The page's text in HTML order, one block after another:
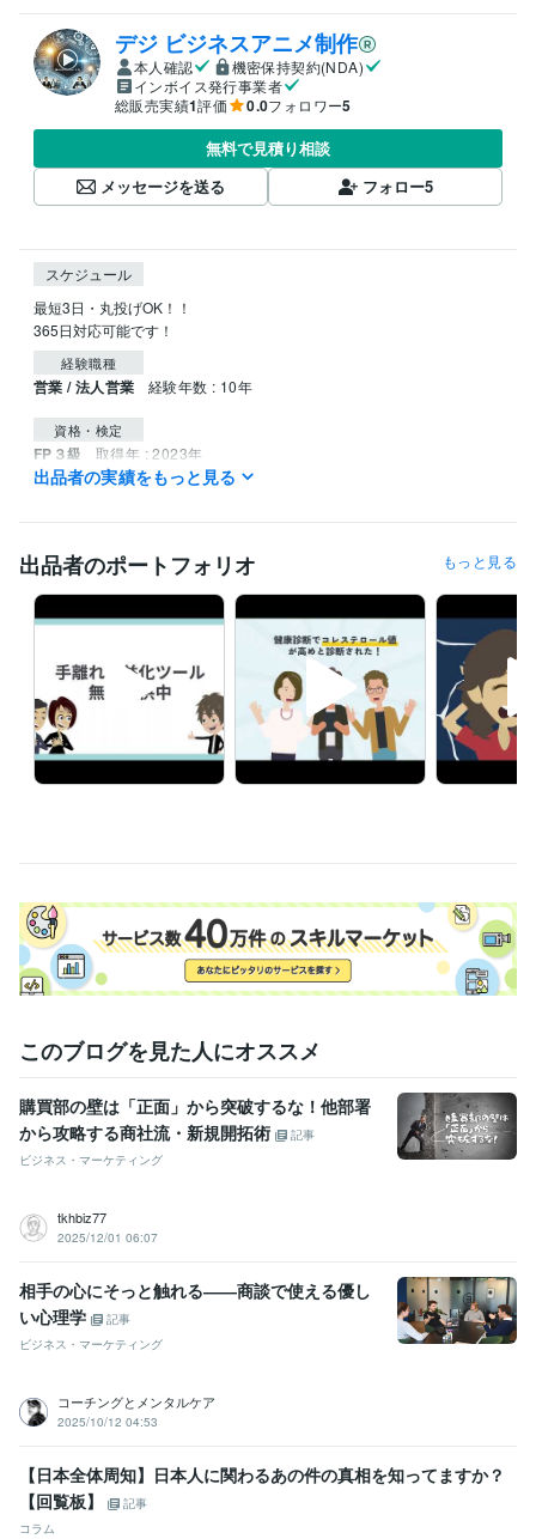
デジ ビジネスアニメ制作
本人確認
機密保持契約(NDA)
インボイス発行事業者
総販売実績1評価 0.0フォロワー5
無料で見積り相談
メッセージを送る
フォロー5
スケジュール
最短3日・丸投げOK！！
365日対応可能です！
経験職種
営業 / 法人営業 経験年数 : 10年
資格・検定
FP３級 取得年 : 2023年
ITパスポート 取得年 : 2018年
普通自動車第一種運転免許 取得年 : 2011年
ビジネス・クリエイティブツール
Excel:10年Google スプレッドシート:5年Google スライド:5年
Google ドキュメント:5年PowerPoint:10年Word:10年ChatGPT:3年
Vyond:2年
得意分野
動画編集・映像制作 ビジネスアニメーション動画
サービス紹介 ビジネスアニメ 会社紹介 マーケティング
営業
セールス
アニメ
学歴
出品者の実績をもっと見る
出品者のポートフォリオ もっと見る
このブログを見た人にオススメ
購買部の壁は「正面」から突破するな！他部署
から攻略する商社流・新規開拓術
記事
ビジネス・マーケティング
tkhbiz77
2025/12/01 06:07
相手の心にそっと触れる――商談で使える優し
い心理学
記事
ビジネス・マーケティング
コーチングとメンタルケア
2025/10/12 04:53
【日本全体周知】日本人に関わるあの件の真相を知ってますか？
【回覧板】
記事
コラム